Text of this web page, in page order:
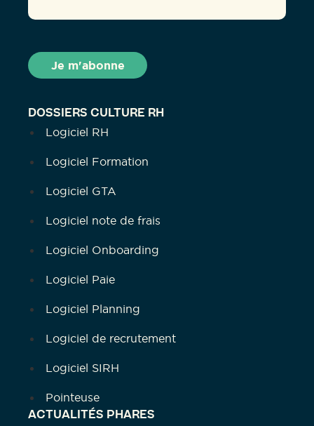
DOSSIERS CULTURE RH
Logiciel RH
Logiciel Formation
Logiciel GTA
Logiciel note de frais
Logiciel Onboarding
Logiciel Paie
Logiciel Planning
Logiciel de recrutement
Logiciel SIRH
Pointeuse
ACTUALITÉS PHARES